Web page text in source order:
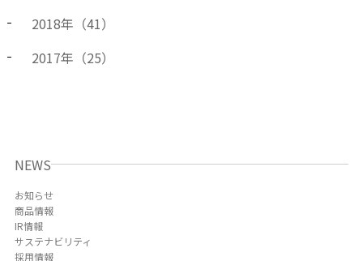
2018年（41）
2017年（25）
NEWS
お知らせ
商品情報
IR情報
サステナビリティ
採用情報